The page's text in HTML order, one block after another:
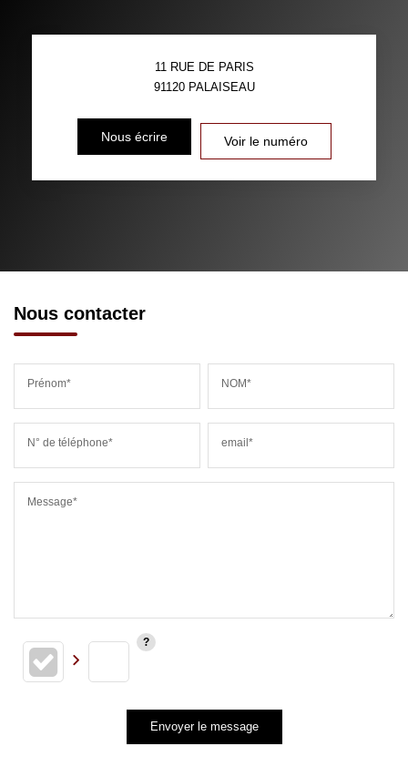
11 RUE DE PARIS
91120 PALAISEAU
Nous écrire Voir le numéro
Nous contacter
Prénom* NOM*
N° de téléphone* email*
Message*
Envoyer le message